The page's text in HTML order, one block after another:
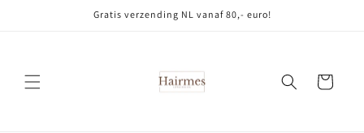
Gratis verzending NL vanaf 80,- euro!
Winkelwagen